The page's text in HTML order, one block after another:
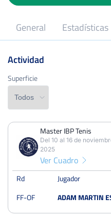
General Estadísticas
Superficie
PERDIDOS
6 9
PERDIDOS
13
PERDIDOS
87
Actividad
Superficie
Master IBP Tenis
Del 10 al 16 de
2025
Ver Cuadro
Rd Jugador
FF-OF
ADAM MARTIN